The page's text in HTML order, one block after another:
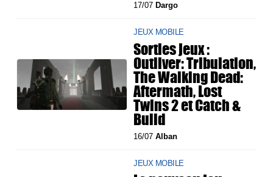
17/07 Dargo
JEUX MOBILE
Sorties jeux :
Outliver: Tribulation,
The Walking Dead:
Aftermath, Lost
Twins 2 et Catch &
Build
16/07Alban
JEUX MOBILE